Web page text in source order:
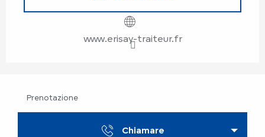
www.erisay-traiteur.fr
Prenotazione
Chiamare